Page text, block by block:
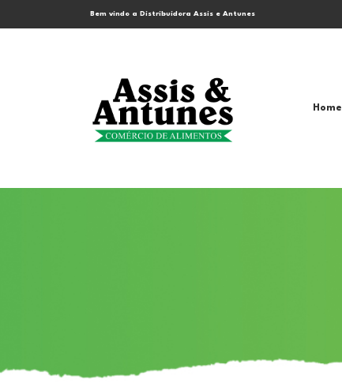
Bem vindo a Distribuidora Assis e Antunes
Home